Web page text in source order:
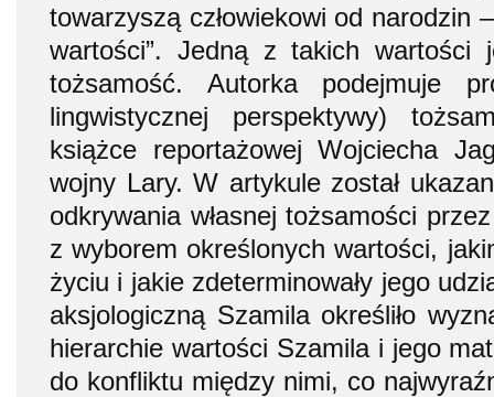
towarzyszą człowiekowi od narodzin
wartości”. Jedną z takich
tożsamość. Autorka podejmuje
lingwistycznej perspektywy)
książce reportażowej Wojciecha
wojny Lary. W artykule został
odkrywania własnej tożsamości
z wyborem określonych wartości,
życiu i jakie zdeterminowały jego
aksjologiczną Szamila określiło
hierarchie wartości Szamila i jego
do konfliktu między nimi, co